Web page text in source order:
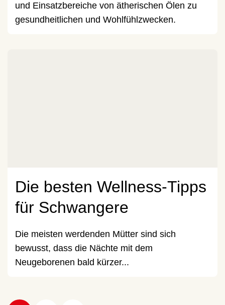
und Einsatzbereiche von ätherischen Ölen zu
gesundheitlichen und Wohlfühlzwecken.
Die besten Wellness-Tipps
für Schwangere
Die meisten werdenden Mütter sind sich
bewusst, dass die Nächte mit dem
Neugeborenen bald kürzer...